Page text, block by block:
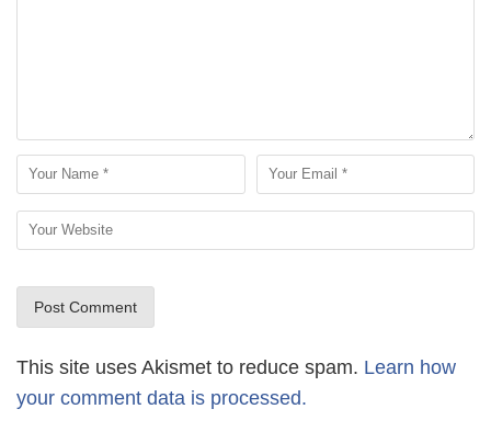
This site uses Akismet to reduce spam. Learn how
your comment data is processed.